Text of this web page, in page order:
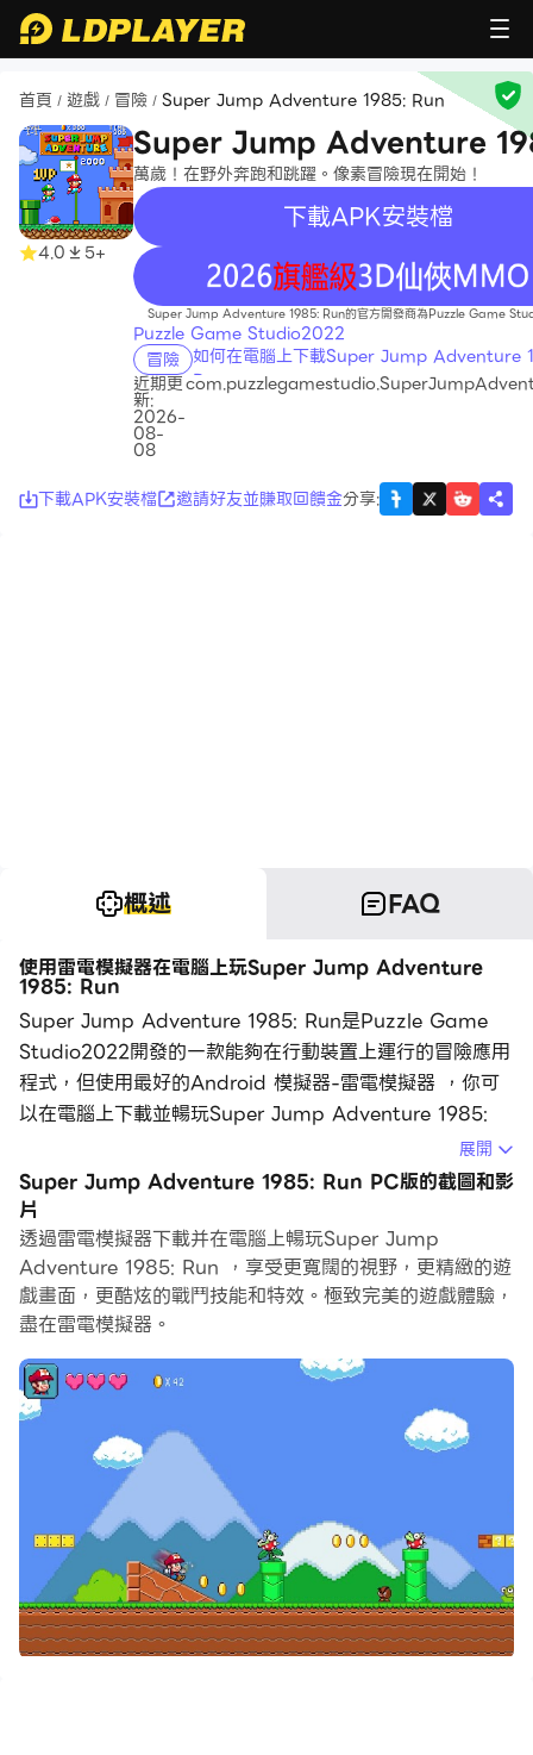
首頁 / 遊戲 / 冒險 / Super Jump Adventure 1985: Run
4.0 5+
Super Jump Adventure
Run
萬歲！在野外奔跑和跳躍。像素冒險現在開始！
下載APK安裝檔
recommend
Super Jump Adventure 1985: Run的官方開發商為Puzzle Game
Puzzle Game Studio2022
冒險 如何在電腦上下載Super Jump Adventure
Run
近期更
新:
2026-
08-
08
下載APK安裝檔 邀請好友並賺取回饋金分享:
概述 FAQ
使用雷電模擬器在電腦上玩Super Jump Adventure
1985: Run
Super Jump Adventure 1985: Run是Puzzle Game
Studio2022開發的一款能夠在行動裝置上運行的冒險應用
程式，但使用最好的Android 模擬器-雷電模擬器 ，你可
以在電腦上下載並暢玩Super Jump Adventure 1985:
在電腦上運行Super Jump Adventure 1985: Run，您可
以在大螢幕上清晰地瀏覽, 而用滑鼠和鍵盤操控應用程式比
用觸摸屏鍵盤要快得多，同時你將永遠不必擔心設備的電量
問題。
通過多開和同步功能，你甚至可以在PC上運行多個應用程
式和帳戶。
而文件互傳功能讓分享圖像、影片和文件也變得非常容易。
下載Super Jump Adventure 1985: Run並在PC上運
行。享受PC端的大螢幕和高畫質畫質吧!
您是否曾經想在現代智能手機上重溫 2d 像素的樂趣，但
因為沒有足夠好的手機而無法實現？那麼我們有適合您的東
西！ Super Jump Adventure 1985 是一款經典的跳躍
和奔跑平台遊戲，類似於懷舊的 8 位像素圖形和舊時代的
展開
Super Jump Adventure 1985: Run PC版的截圖和影
片
透過雷電模擬器下載并在電腦上暢玩Super Jump
Adventure 1985: Run ，享受更寬闊的視野，更精緻的遊
戲畫面，更酷炫的戰鬥技能和特效。極致完美的遊戲體驗，
盡在雷電模擬器。